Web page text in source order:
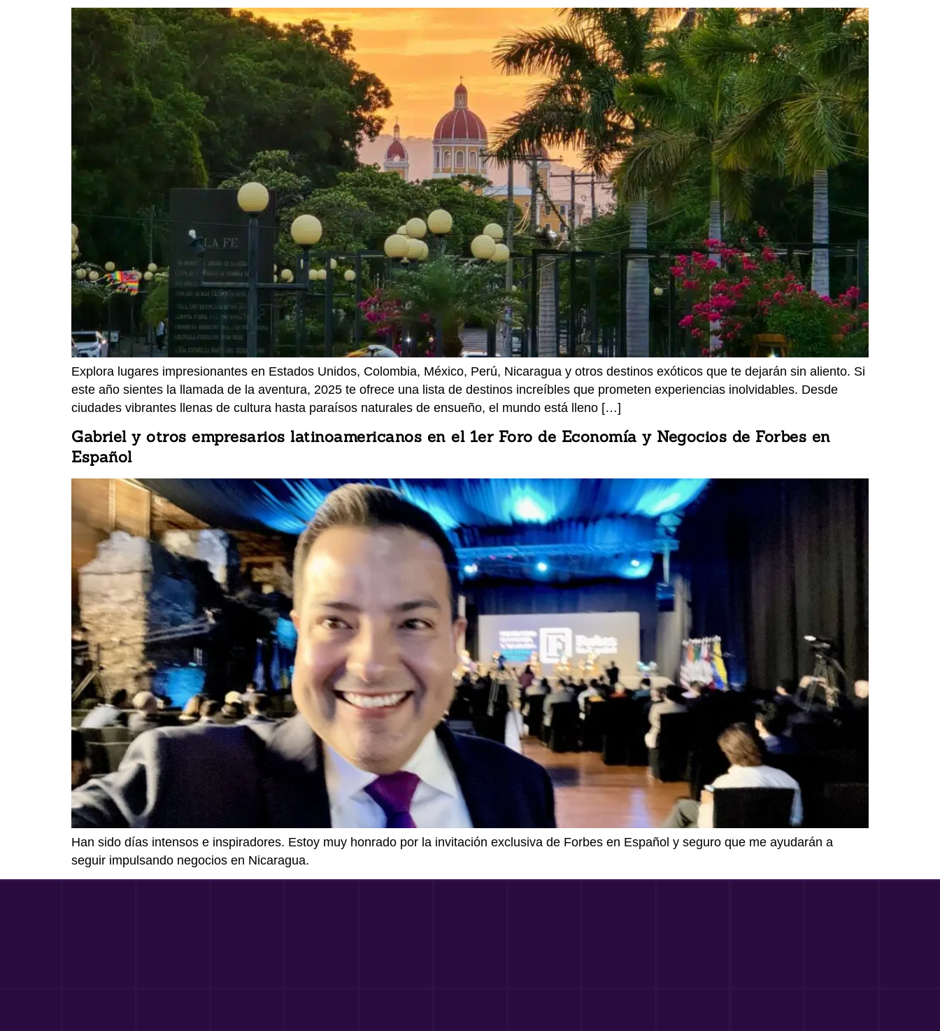
Explora lugares impresionantes en Estados Unidos, Colombia, México, Perú, Nicaragua y otros destinos exóticos que te dejarán sin aliento. Si
este año sientes la llamada de la aventura, 2025 te ofrece una lista de destinos increíbles que prometen experiencias inolvidables. Desde
ciudades vibrantes llenas de cultura hasta paraísos naturales de ensueño, el mundo está lleno […]
Gabriel y otros empresarios latinoamericanos en el 1er Foro de Economía y Negocios de Forbes en
Español
Han sido días intensos e inspiradores. Estoy muy honrado por la invitación exclusiva de Forbes en Español y seguro que me ayudarán a
seguir impulsando negocios en Nicaragua.